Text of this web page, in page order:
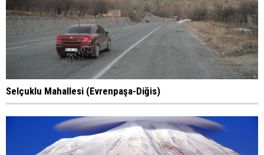
Selçuklu Mahallesi (Evrenpaşa-Diğis)